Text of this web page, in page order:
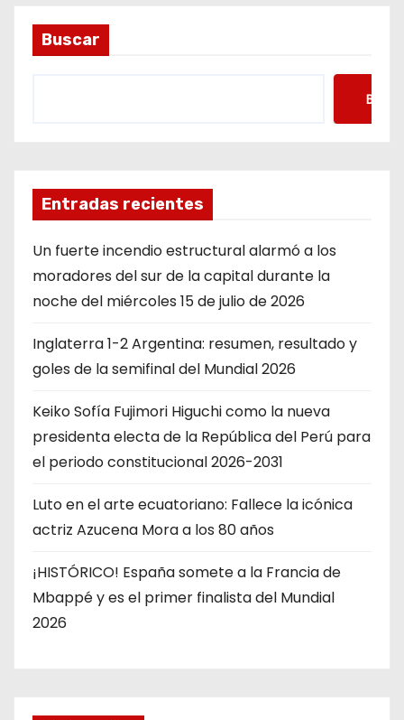
Buscar
Entradas recientes
Un fuerte incendio estructural alarmó a los
moradores del sur de la capital durante la
noche del miércoles 15 de julio de 2026
Inglaterra 1-2 Argentina: resumen, resultado y
goles de la semifinal del Mundial 2026
Keiko Sofía Fujimori Higuchi como la nueva
presidenta electa de la República del Perú para
el periodo constitucional 2026-2031
Luto en el arte ecuatoriano: Fallece la icónica
actriz Azucena Mora a los 80 años
¡HISTÓRICO! España somete a la Francia de
Mbappé y es el primer finalista del Mundial
2026